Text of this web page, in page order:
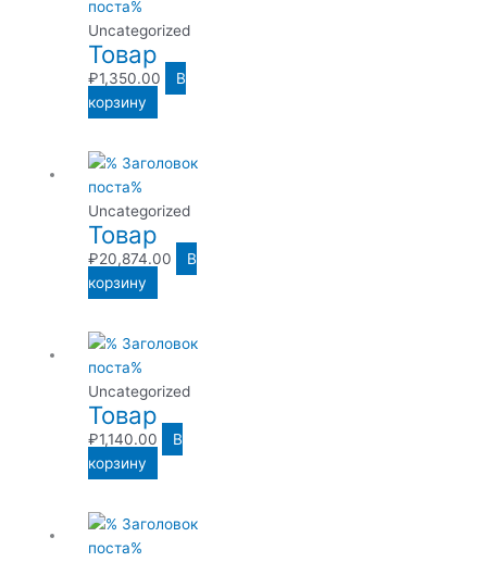
Uncategorized
Товар
₽1,350.00
В
корзину
Uncategorized
Товар
₽20,874.00
В
корзину
Uncategorized
Товар
₽1,140.00
В
корзину